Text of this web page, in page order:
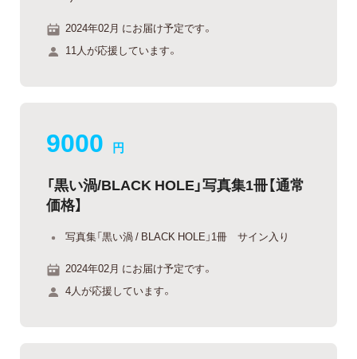
2024年02月 にお届け予定です。
11人が応援しています。
9000 円
「黒い渦/BLACK HOLE」写真集1冊【通常
価格】
写真集「黒い渦 / BLACK HOLE」1冊 サイン入り
2024年02月 にお届け予定です。
4人が応援しています。